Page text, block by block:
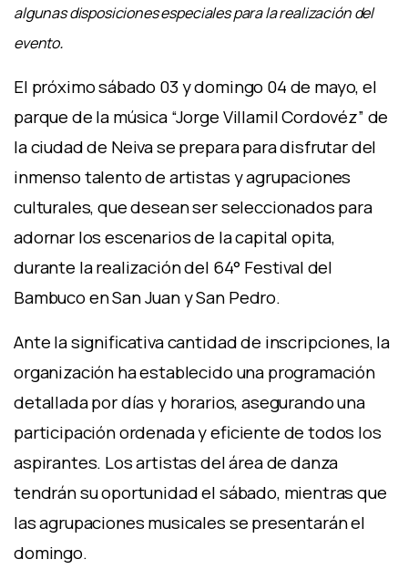
algunas disposiciones especiales para la realización del
evento.
El próximo sábado 03 y domingo 04 de mayo, el
parque de la música “Jorge Villamil Cordovéz” de
la ciudad de Neiva se prepara para disfrutar del
inmenso talento de artistas y agrupaciones
culturales, que desean ser seleccionados para
adornar los escenarios de la capital opita,
durante la realización del 64° Festival del
Bambuco en San Juan y San Pedro.
Ante la significativa cantidad de inscripciones, la
organización ha establecido una programación
detallada por días y horarios, asegurando una
participación ordenada y eficiente de todos los
aspirantes. Los artistas del área de danza
tendrán su oportunidad el sábado, mientras que
las agrupaciones musicales se presentarán el
domingo.